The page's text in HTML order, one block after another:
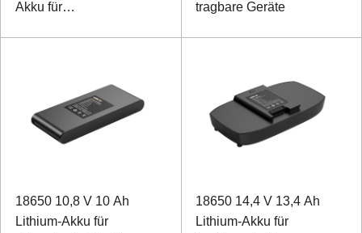
Akku für
tragbare Geräte
18650 10,8 V 10 Ah
Lithium-Akku für
18650 14,4 V 13,4 Ah
Lithium-Akku für